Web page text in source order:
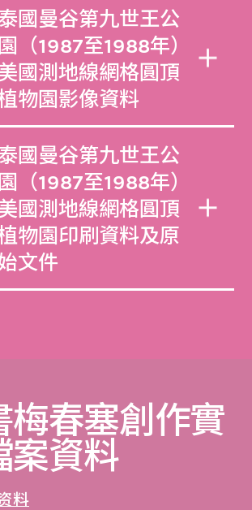
國曼谷第九世王公
園（1987至1988年）
國測地線網格圓頂
物園影像資料
國曼谷第九世王公
園（1987至1988年）
國測地線網格圓頂
物園印刷資料及原
文件
梅春塞創作實
案資料
料